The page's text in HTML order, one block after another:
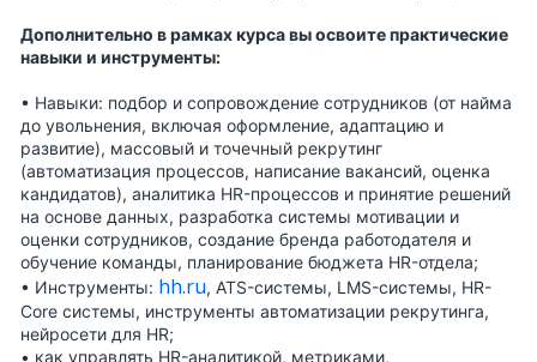
Дополнительно в рамках курса вы освоите практические
навыки и инструменты:
• Навыки: подбор и сопровождение сотрудников (от найма
до увольнения, включая оформление, адаптацию и
развитие), массовый и точечный рекрутинг
(автоматизация процессов, написание вакансий, оценка
кандидатов), аналитика HR-процессов и принятие решений
на основе данных, разработка системы мотивации и
оценки сотрудников, создание бренда работодателя и
обучение команды, планирование бюджета HR-отдела;
• Инструменты: hh.ru, ATS-системы, LMS-системы, HR-
Core системы, инструменты автоматизации рекрутинга,
нейросети для HR;
• как управлять HR-аналитикой, метриками,